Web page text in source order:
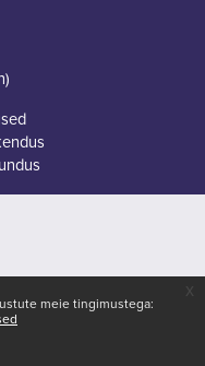
meie tingimustega: